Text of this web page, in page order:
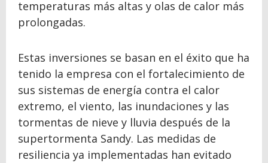
temperaturas más altas y olas de calor más
prolongadas.
Estas inversiones se basan en el éxito que ha
tenido la empresa con el fortalecimiento de
sus sistemas de energía contra el calor
extremo, el viento, las inundaciones y las
tormentas de nieve y lluvia después de la
supertormenta Sandy. Las medidas de
resiliencia ya implementadas han evitado